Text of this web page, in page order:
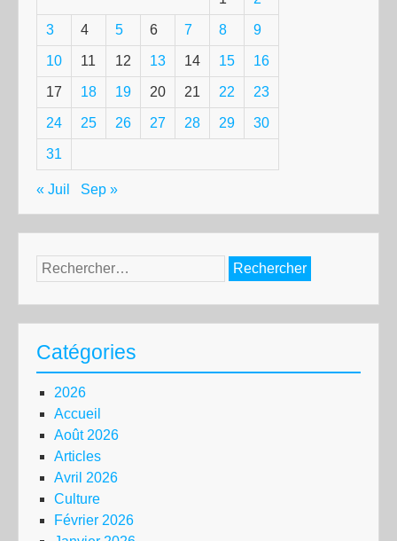
3 4 5 6 7 8 9
10 11 12 13 14 15 16
17 18 19 20 21 22 23
24 25 26 27 28 29 30
31
« Juil Sep »
Rechercher :
Catégories
2026
Accueil
Août 2026
Articles
Avril 2026
Culture
Février 2026